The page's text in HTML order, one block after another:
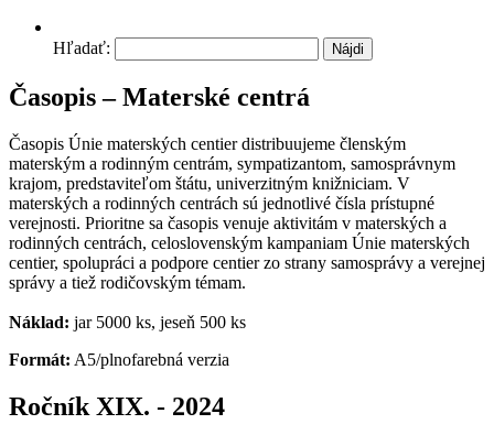
Hľadať:
Časopis – Materské centrá
Časopis Únie materských centier distribuujeme členským
materským a rodinným centrám, sympatizantom, samosprávnym
krajom, predstaviteľom štátu, univerzitným knižniciam. V
materských a rodinných centrách sú jednotlivé čísla prístupné
verejnosti. Prioritne sa časopis venuje aktivitám v materských a
rodinných centrách, celoslovenským kampaniam Únie materských
centier, spolupráci a podpore centier zo strany samosprávy a verejnej
správy a tiež rodičovským témam.
Náklad: jar 5000 ks, jeseň 500 ks
Formát: A5/plnofarebná verzia
Ročník XIX. - 2024